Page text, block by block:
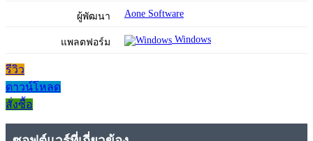
ผู้พัฒนา Aone Software
แพลตฟอร์ม Windows
รีวิว
ดาวน์โหลด
สั่งซื้อ